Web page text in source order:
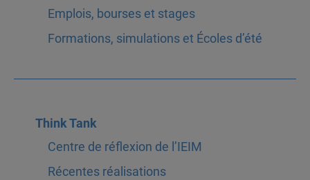
Emplois, bourses et stages
Formations, simulations et Écoles d’été
Think Tank
Centre de réflexion de l’IEIM
Récentes réalisations